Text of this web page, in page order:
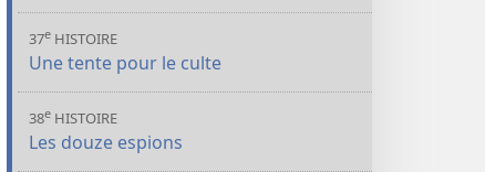
37e HISTOIRE
Une tente pour le culte
38e HISTOIRE
Les douze espions